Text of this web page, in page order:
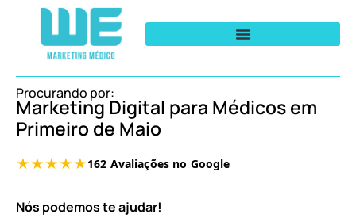
Procurando por:
Marketing Digital para Médicos em
Primeiro de Maio
Nós podemos te ajudar!